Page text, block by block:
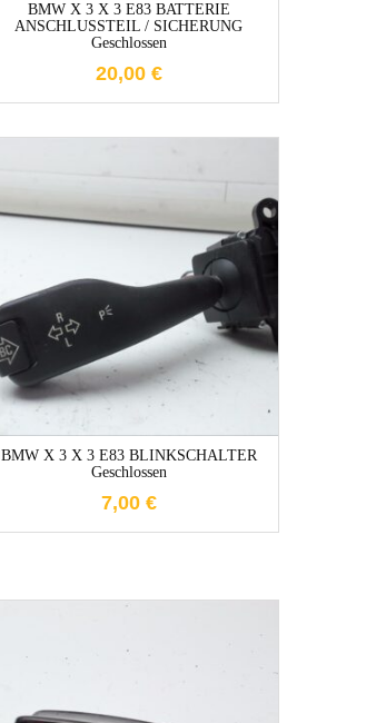
BMW X 3 X 3 E83 BATTERIE
ANSCHLUSSTEIL / SICHERUNG
Geschlossen
20,00 €
BMW X 3 X 3 E83 BLINKSCHALTER
Geschlossen
7,00 €
1-3 Werktage